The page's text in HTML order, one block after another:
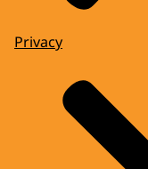
Privacy